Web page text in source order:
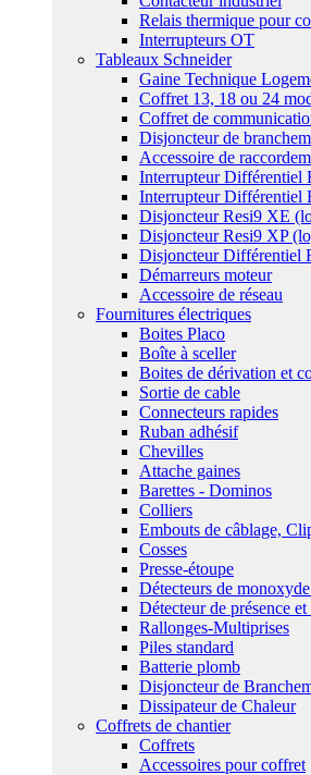
Relais thermique pour
Interrupteurs OT
Tableaux Schneider
Gaine Technique
Coffret 13, 18 ou 24
Coffret de
Disjoncteur de
Accessoire de
Interrupteur Différentiel
Interrupteur Différentiel
Disjoncteur Resi9 XE
Disjoncteur Resi9 XP
Disjoncteur Différentiel
Démarreurs moteur
Accessoire de réseau
Fournitures électriques
Boites Placo
Boîte à sceller
Boites de dérivation et
Sortie de cable
Connecteurs rapides
Ruban adhésif
Chevilles
Attache gaines
Barettes - Dominos
Colliers
Embouts de câblage,
Cosses
Presse-étoupe
Détecteurs de
Détecteur de présence
Rallonges-Multiprises
Piles standard
Batterie plomb
Disjoncteur de
Dissipateur de Chaleur
Coffrets de chantier
Coffrets
Accessoires pour coffret